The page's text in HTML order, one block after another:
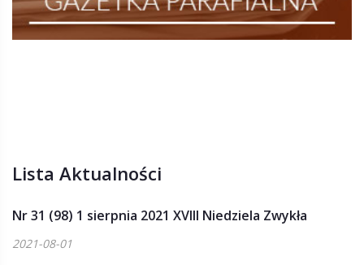
Lista Aktualności
Nr 31 (98) 1 sierpnia 2021 XVIII Niedziela Zwykła
2021-08-01